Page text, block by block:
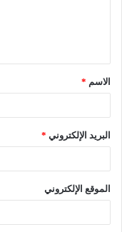
ق
*الاسم *
البريد الإلكتروني *
الموقع الإلكتروني